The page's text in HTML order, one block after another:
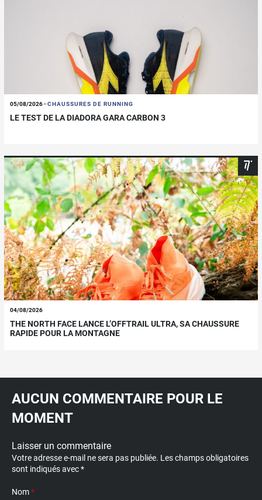
05/08/2026-CHAUSSURES DE RUNNING
LE TEST DE LA DIADORA GARA CARBON 3
04/08/2026
THE NORTH FACE LANCE L’OFFTRAIL ULTRA, SA CHAUSSURE
RAPIDE POUR LA MONTAGNE
AUCUN COMMENTAIRE POUR LE
MOMENT
Laisser un commentaire
Votre adresse e-mail ne sera pas publiée. Les champs obligatoires
sont indiqués avec*
Nom*